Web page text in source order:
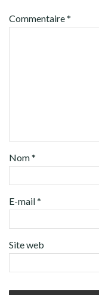
Commentaire*
Nom*
E-mail*
Site web